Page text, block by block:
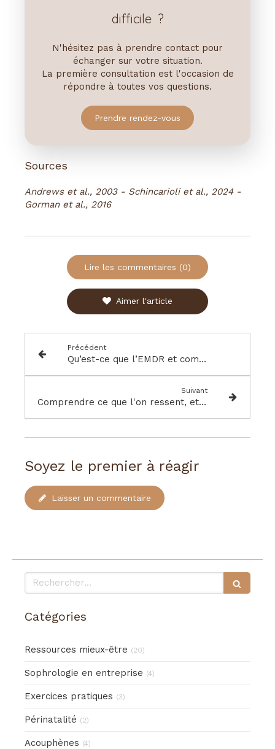
difficile ?
N'hésitez pas à prendre contact pour
échanger sur votre situation.
La première consultation est l'occasion de
répondre à toutes vos questions.
Prendre rendez-vous
Sources
Andrews et al., 2003 - Schincarioli et al., 2024 -
Gorman et al., 2016
Lire les commentaires (0)
Aimer l'article
Précédent
Qu’est-ce que l’EMDR et comment cette thérapie peut vous libérer des souvenirs douloureux ?
Suivant
Comprendre ce que l'on ressent, et pourquoi c'est si difficile à gérer
Soyez le premier à réagir
Laisser un commentaire
Rechercher
Catégories
Ressources mieux-être (20)
Sophrologie en entreprise (4)
Exercices pratiques (3)
Périnatalité (2)
Acouphènes (4)